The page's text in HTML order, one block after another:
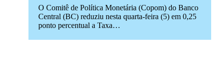
O Comitê de Política Monetária (Copom) do Banco
Central (BC) reduziu nesta quarta-feira (5) em 0,25
ponto percentual a Taxa…